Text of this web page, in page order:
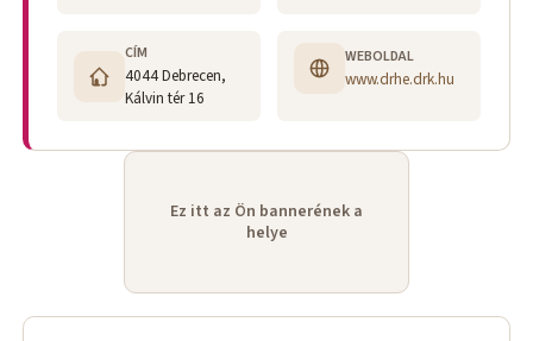
CÍM
4044 Debrecen,
Kálvin tér 16
WEBOLDAL
www.drhe.drk.hu
Ez itt az Ön bannerének a
helye